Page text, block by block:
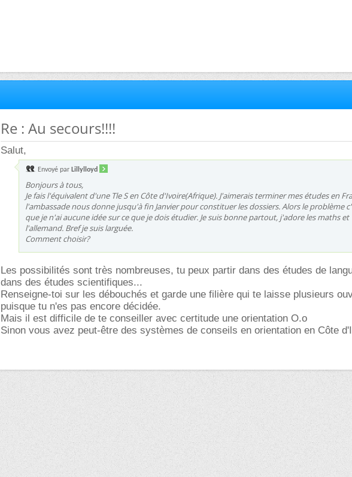
Re : Au secours!!!!
Salut,
Envoyé par Lillylloyd
Bonjours à tous,
Je fais l'équivalent d'une Tle S en Côte d'Ivoire(Afrique). J'aimerais terminer mes études en
l'ambassade nous donne jusqu'à fin Janvier pour constituer les dossiers. Alors le problème
que je n'ai aucune idée sur ce que je dois étudier. Je suis bonne partout, j'adore les maths et
l'allemand. Bref je suis larguée.
Comment choisir?
Les possibilités sont très nombreuses, tu peux partir dans des études de
dans des études scientifiques...
Renseigne-toi sur les débouchés et garde une filière qui te laisse plusieurs
puisque tu n'es pas encore décidée.
Mais il est difficile de te conseiller avec certitude une orientation O.o
Sinon vous avez peut-être des systèmes de conseils en orientation en Côte